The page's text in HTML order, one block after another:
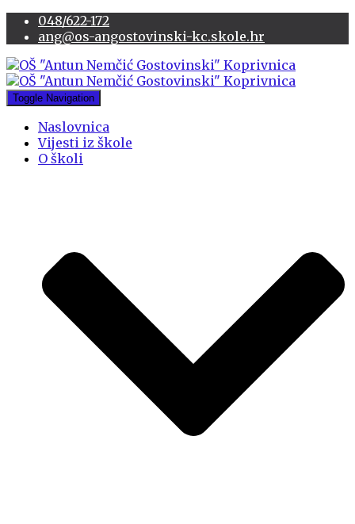
048/622-172
ang@os-angostovinski-kc.skole.hr
Toggle Navigation
Naslovnica
Vijesti iz škole
O školi